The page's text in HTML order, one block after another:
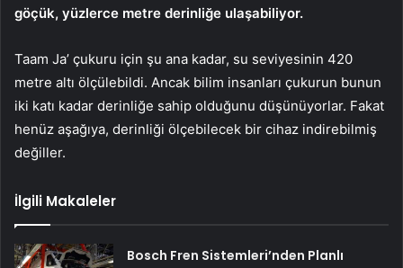
göçük, yüzlerce metre derinliğe ulaşabiliyor.
Taam Ja’ çukuru için şu ana kadar, su seviyesinin 420
metre altı ölçülebildi. Ancak bilim insanları çukurun bunun
iki katı kadar derinliğe sahip olduğunu düşünüyorlar. Fakat
henüz aşağıya, derinliği ölçebilecek bir cihaz indirebilmiş
değiller.
İlgili Makaleler
Bosch Fren Sistemleri’nden Planlı